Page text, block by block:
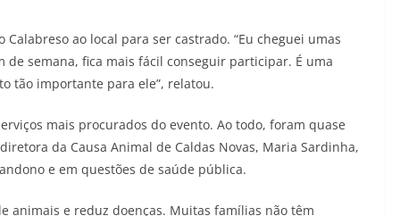
ao local para ser castrado. “Eu cheguei umas
semana, fica mais fácil conseguir participar. É uma
tão importante para ele”, relatou.
mais procurados do evento. Ao todo, foram quase
da Causa Animal de Caldas Novas, Maria Sardinha,
e em questões de saúde pública.
animais e reduz doenças. Muitas famílias não têm